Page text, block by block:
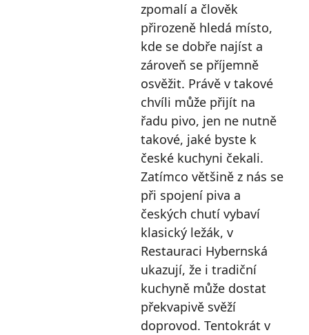
zpomalí a člověk
přirozeně hledá místo,
kde se dobře najíst a
zároveň se příjemně
osvěžit. Právě v takové
chvíli může přijít na
řadu pivo, jen ne nutně
takové, jaké byste k
české kuchyni čekali.
Zatímco většině z nás se
při spojení piva a
českých chutí vybaví
klasický ležák, v
Restauraci Hybernská
ukazují, že i tradiční
kuchyně může dostat
překvapivě svěží
doprovod. Tentokrát v